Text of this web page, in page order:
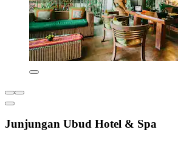
Junjungan Ubud Hotel & Spa